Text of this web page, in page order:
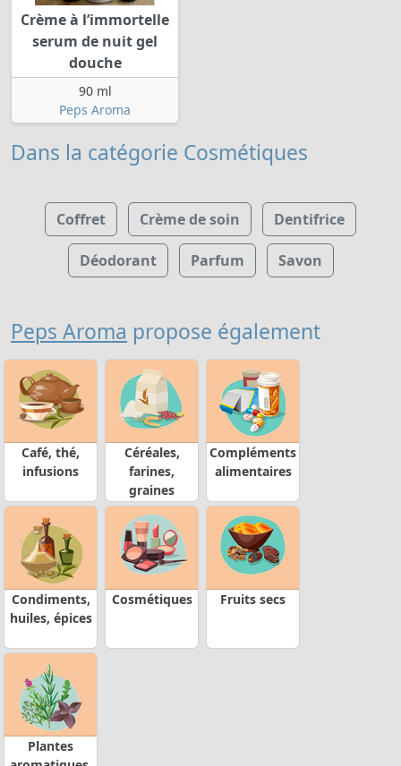
Crème à l’immortelle
serum de nuit gel
douche
90 ml
Peps Aroma
Dans la catégorie Cosmétiques
Coffret Crème de soin Dentifrice
Déodorant Parfum Savon
Peps Aroma propose également
Café, thé,
infusions
Céréales,
farines,
graines
Compléments
alimentaires
Condiments,
huiles, épices
Cosmétiques Fruits secs
Plantes